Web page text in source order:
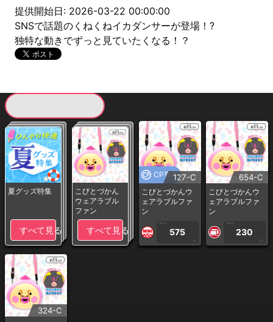
提供開始日: 2026-03-22 00:00:00
SNSで話題のくねくねイカダンサーが登場！?
独特な動きでずっと見ていたくなる！？
夏グッズ特集
すべて見る
こびとづかん
ウェアラブル
ファン
すべて見る
CP専用127-C
こびとづかんウ
ェアラブルファ
ン
1PLAY
575
CP
654-C
こびとづかんウ
ェアラブルファ
ン
1PLAY
230
CP
324-C